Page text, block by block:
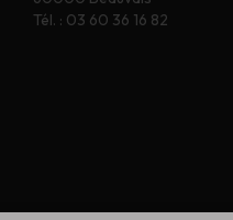
Tél. : 03 60 36 16 82